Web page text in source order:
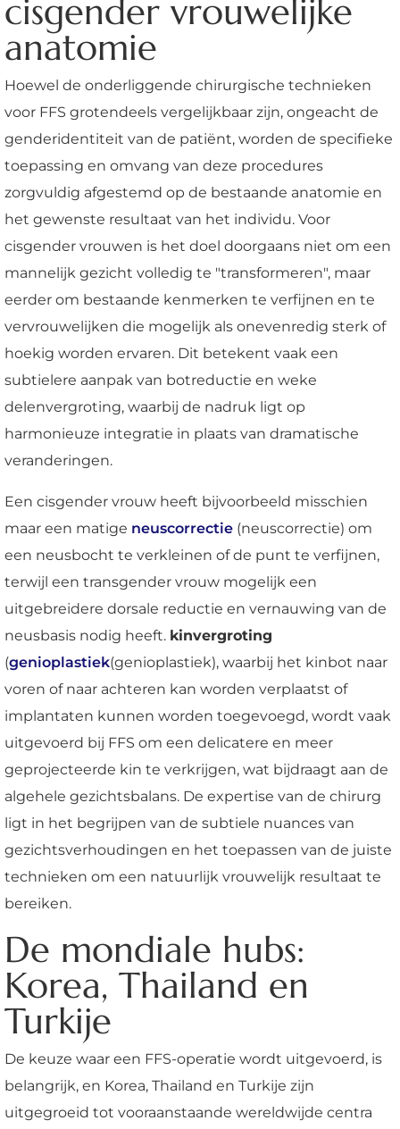
cisgender vrouwelijke
anatomie
Hoewel de onderliggende chirurgische technieken
voor FFS grotendeels vergelijkbaar zijn, ongeacht de
genderidentiteit van de patiënt, worden de specifieke
toepassing en omvang van deze procedures
zorgvuldig afgestemd op de bestaande anatomie en
het gewenste resultaat van het individu. Voor
cisgender vrouwen is het doel doorgaans niet om een
mannelijk gezicht volledig te "transformeren", maar
eerder om bestaande kenmerken te verfijnen en te
vervrouwelijken die mogelijk als onevenredig sterk of
hoekig worden ervaren. Dit betekent vaak een
subtielere aanpak van botreductie en weke
delenvergroting, waarbij de nadruk ligt op
harmonieuze integratie in plaats van dramatische
veranderingen.
Een cisgender vrouw heeft bijvoorbeeld misschien
maar een matige neuscorrectie (neuscorrectie) om
een neusbocht te verkleinen of de punt te verfijnen,
terwijl een transgender vrouw mogelijk een
uitgebreidere dorsale reductie en vernauwing van de
neusbasis nodig heeft. kinvergroting
(genioplastiek(genioplastiek), waarbij het kinbot naar
voren of naar achteren kan worden verplaatst of
implantaten kunnen worden toegevoegd, wordt vaak
uitgevoerd bij FFS om een delicatere en meer
geprojecteerde kin te verkrijgen, wat bijdraagt aan de
algehele gezichtsbalans. De expertise van de chirurg
ligt in het begrijpen van de subtiele nuances van
gezichtsverhoudingen en het toepassen van de juiste
technieken om een natuurlijk vrouwelijk resultaat te
bereiken.
De mondiale hubs:
Korea, Thailand en
Turkije
De keuze waar een FFS-operatie wordt uitgevoerd, is
belangrijk, en Korea, Thailand en Turkije zijn
uitgegroeid tot vooraanstaande wereldwijde centra